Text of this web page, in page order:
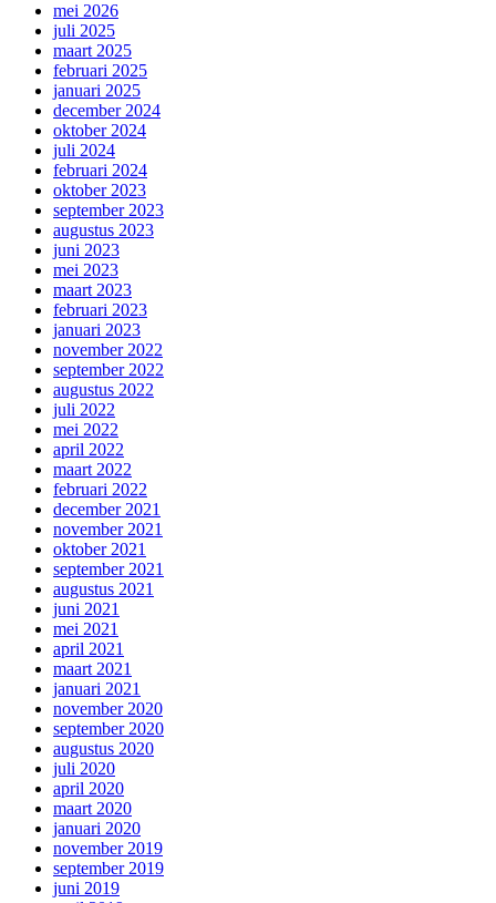
mei 2026
juli 2025
maart 2025
februari 2025
januari 2025
december 2024
oktober 2024
juli 2024
februari 2024
oktober 2023
september 2023
augustus 2023
juni 2023
mei 2023
maart 2023
februari 2023
januari 2023
november 2022
september 2022
augustus 2022
juli 2022
mei 2022
april 2022
maart 2022
februari 2022
december 2021
november 2021
oktober 2021
september 2021
augustus 2021
juni 2021
mei 2021
april 2021
maart 2021
januari 2021
november 2020
september 2020
augustus 2020
juli 2020
april 2020
maart 2020
januari 2020
november 2019
september 2019
juni 2019